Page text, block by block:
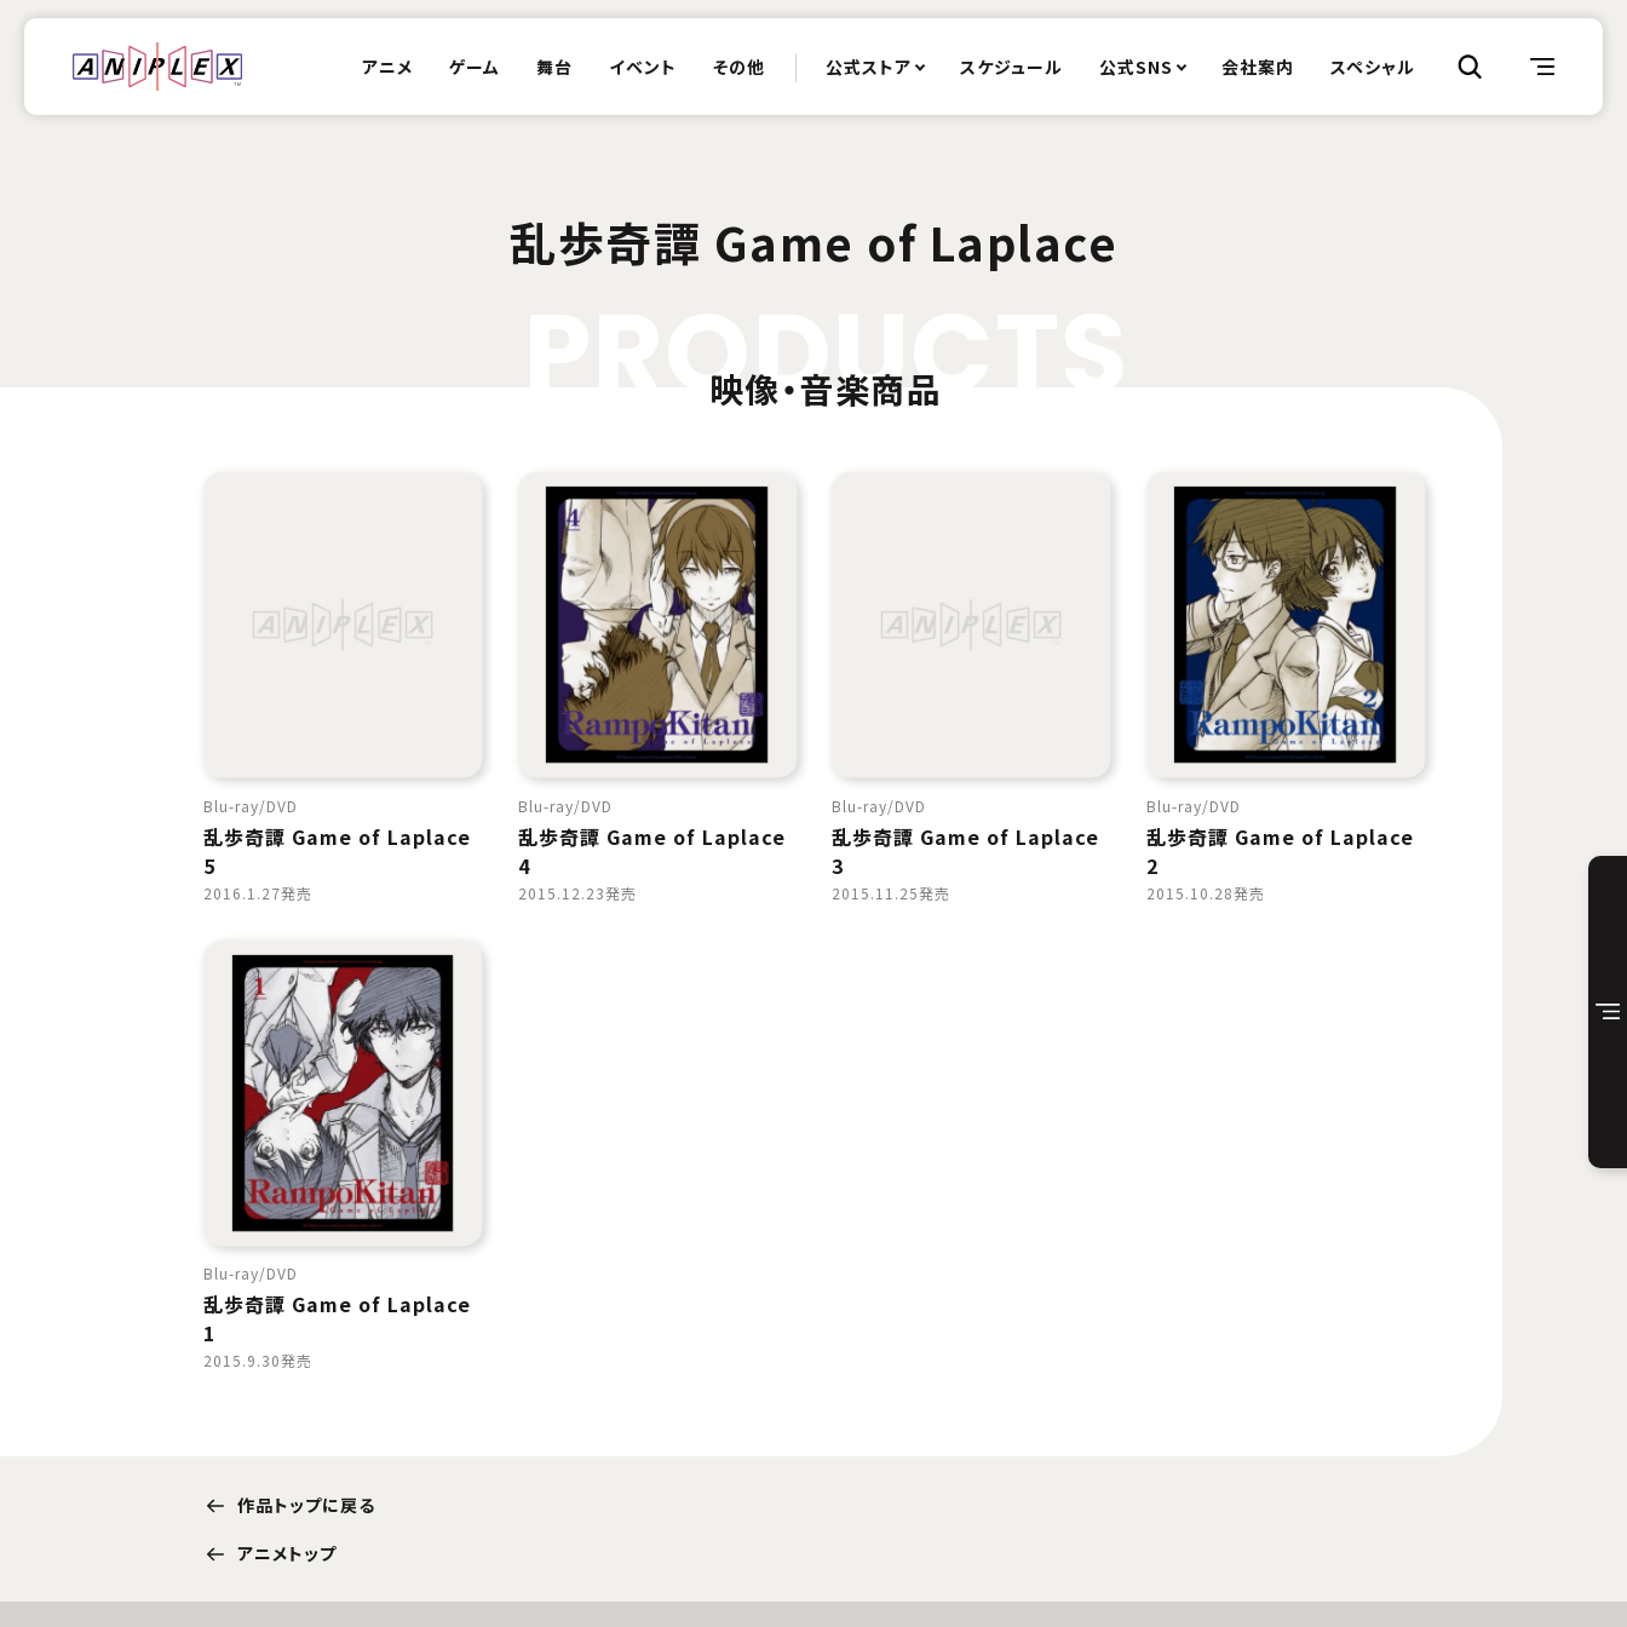
アニメ ゲーム 舞台 イベント その他 公式ストア スケジュール 公式SNS 会社案内 スペシャル
乱歩奇譚 Game of Laplace
ODUC
映像・音楽商品
Blu-ray DVD
乱歩奇譚 Game of Laplace
5
2016.1.27発売
Blu-ray DVD
乱歩奇譚 Game of Laplace
4
2015.12.23発売
Blu-ray DVD
乱歩奇譚 Game of Laplace
3
2015.11.25発売
Blu-ray DVD
乱歩奇譚 Game of Laplace
2
2015.10.28発売
Blu-ray DVD
乱歩奇譚 Game of Laplace
1
2015.9.30発売
作品トップに戻る
アニメトップ